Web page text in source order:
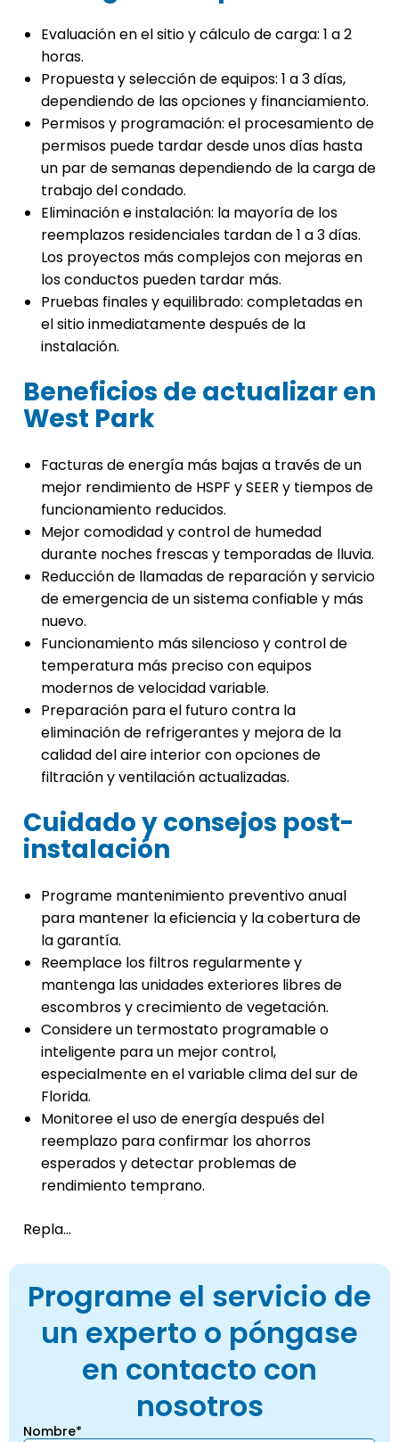
Evaluación en el sitio y cálculo de carga: 1 a 2
horas.
Propuesta y selección de equipos: 1 a 3 días,
dependiendo de las opciones y financiamiento.
Permisos y programación: el procesamiento de
permisos puede tardar desde unos días hasta
un par de semanas dependiendo de la carga de
trabajo del condado.
Eliminación e instalación: la mayoría de los
reemplazos residenciales tardan de 1 a 3 días.
Los proyectos más complejos con mejoras en
los conductos pueden tardar más.
Pruebas finales y equilibrado: completadas en
el sitio inmediatamente después de la
instalación.
Beneficios de actualizar en
West Park
Facturas de energía más bajas a través de un
mejor rendimiento de HSPF y SEER y tiempos de
funcionamiento reducidos.
Mejor comodidad y control de humedad
durante noches frescas y temporadas de lluvia.
Reducción de llamadas de reparación y servicio
de emergencia de un sistema confiable y más
nuevo.
Funcionamiento más silencioso y control de
temperatura más preciso con equipos
modernos de velocidad variable.
Preparación para el futuro contra la
eliminación de refrigerantes y mejora de la
calidad del aire interior con opciones de
filtración y ventilación actualizadas.
Cuidado y consejos post-
instalación
Programe mantenimiento preventivo anual
para mantener la eficiencia y la cobertura de
la garantía.
Reemplace los filtros regularmente y
mantenga las unidades exteriores libres de
escombros y crecimiento de vegetación.
Considere un termostato programable o
inteligente para un mejor control,
especialmente en el variable clima del sur de
Florida.
Monitoree el uso de energía después del
reemplazo para confirmar los ahorros
esperados y detectar problemas de
rendimiento temprano.
Repla...
Programe el servicio de
un experto o póngase
en contacto con
nosotros
Nombre*